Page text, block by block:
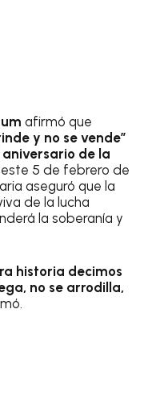
afirmó que
y no se vende”
aniversario de la
este 5 de febrero de
aseguró que la
de la lucha
la soberanía y
historia decimos
no se arrodilla,